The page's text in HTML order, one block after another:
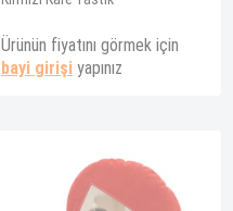
Ürünün fiyatını görmek için
bayi girişi yapınız